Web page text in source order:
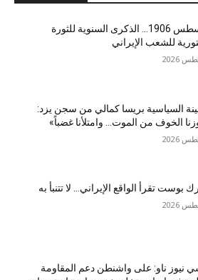
5 أغسطس 1906… الذكرى السنوية للثورة
للشعب الإيراني
السياسية بريسا كمالي من سجن يزد:
الخوف من الموت… وامتلأنا غضباً»
بوست تقرأ الواقع الإيراني… لا تتنبأ به
نيوز ناو: على واشنطن دعم المقاومة